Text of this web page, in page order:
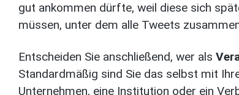
gut ankommen dürfte, weil diese sich
müssen, unter dem alle Tweets
Entscheiden Sie anschließend, wer als
Standardmäßig sind Sie das selbst mit
Unternehmen, eine Institution oder ein